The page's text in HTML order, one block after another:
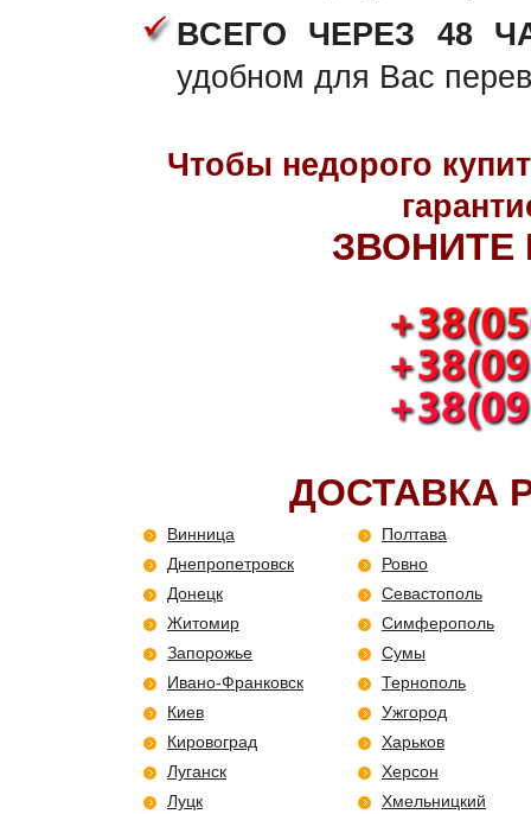
ВСЕГО ЧЕРЕЗ 48
удобном для Вас
Чтобы недорого
ЗВОНИТЕ
ДОСТАВКА
Винница
Днепропетровск
Донецк
Житомир
Запорожье
Ивано-Франковск
Киев
Кировоград
Луганск
Луцк
Полтава
Ровно
Севастополь
Симферополь
Сумы
Тернополь
Ужгород
Харьков
Херсон
Хмельницкий